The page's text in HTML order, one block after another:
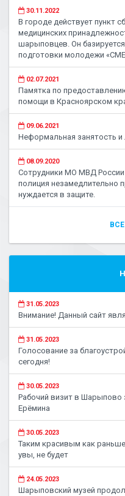
30.11.2022
В городе действует пункт
медицинских
шарыповцев. Он
подготовки молодежи
02.07.2021
Памятка по
помощи в Красноярском
09.06.2021
Неформальная занятость
08.09.2020
Сотрудники МО МВД
полиция незамедлительно
нуждается в защите.
31.05.2023
Внимание! Данный сайт
31.05.2023
Голосование за
сегодня!
30.05.2023
Рабочий визит в Шарыпово
Ерёмина
30.05.2023
Таким красивым как
увы, не будет
24.05.2023
Шарыповский музей